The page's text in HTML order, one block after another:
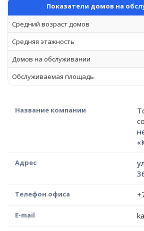
Показатели домов на
Средний возраст домов
Средняя этажность
Домов на обслуживании
Обслуживаемая площадь
Название компании
Адрес
Телефон офиса
E-mail